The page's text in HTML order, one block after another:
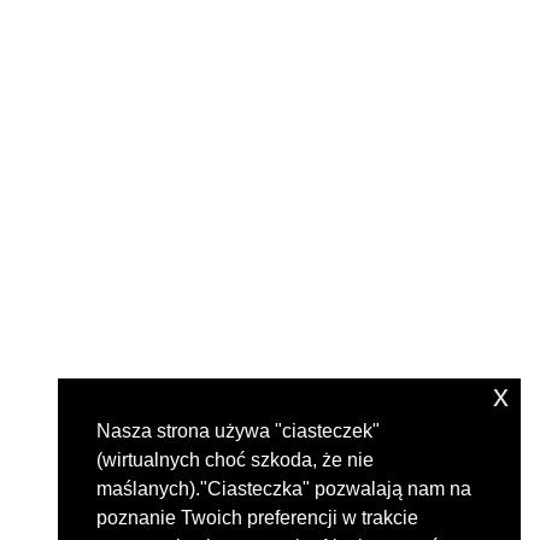
Nasza strona używa "ciasteczek"
(wirtualnych choć szkoda, że nie
maślanych)."Ciasteczka" pozwalają nam na
poznanie Twoich preferencji w trakcie
x